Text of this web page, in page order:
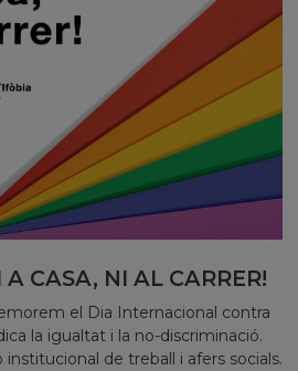
CASA, NI AL CARRER!
el Dia Internacional contra
la igualtat i la no-discriminació.
de treball i afers socials.